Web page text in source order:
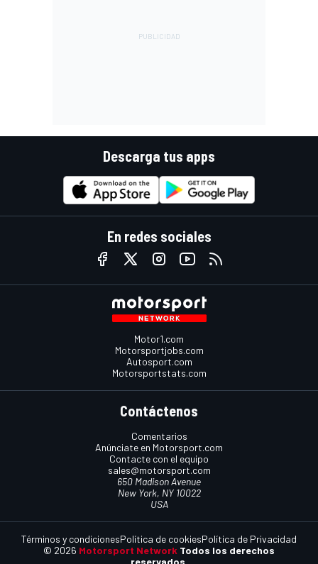
Descarga tus apps
En redes sociales
Motor1.com
Motorsportjobs.com
Autosport.com
Motorsportstats.com
Contáctenos
Comentarios
Anúnciate en Motorsport.com
Contacte con el equipo
sales@motorsport.com
650 Madison Avenue
New York, NY 10022
USA
© 2026 Motorsport Network Todos los derechos
reservados.
Términos y condicionesPolítica de cookiesPolítica de Privacidad